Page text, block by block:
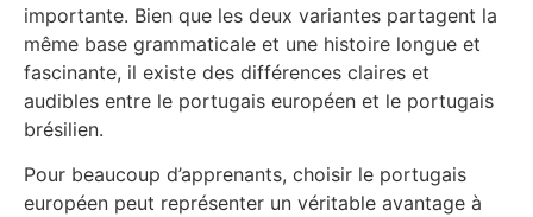
importante. Bien que les deux variantes partagent la
même base grammaticale et une histoire longue et
fascinante, il existe des différences claires et
audibles entre le portugais européen et le portugais
brésilien.
Pour beaucoup d’apprenants, choisir le portugais
européen peut représenter un véritable avantage à